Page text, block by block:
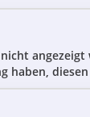
angezeigt
haben,